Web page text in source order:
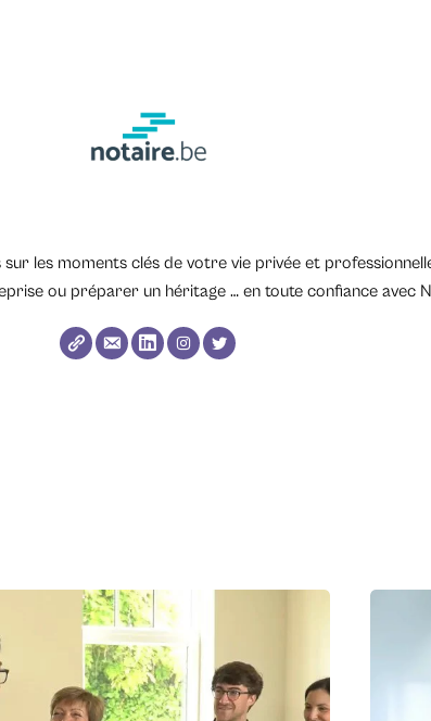
les moments clés de votre vie privée et
ou préparer un héritage … en toute confiance avec